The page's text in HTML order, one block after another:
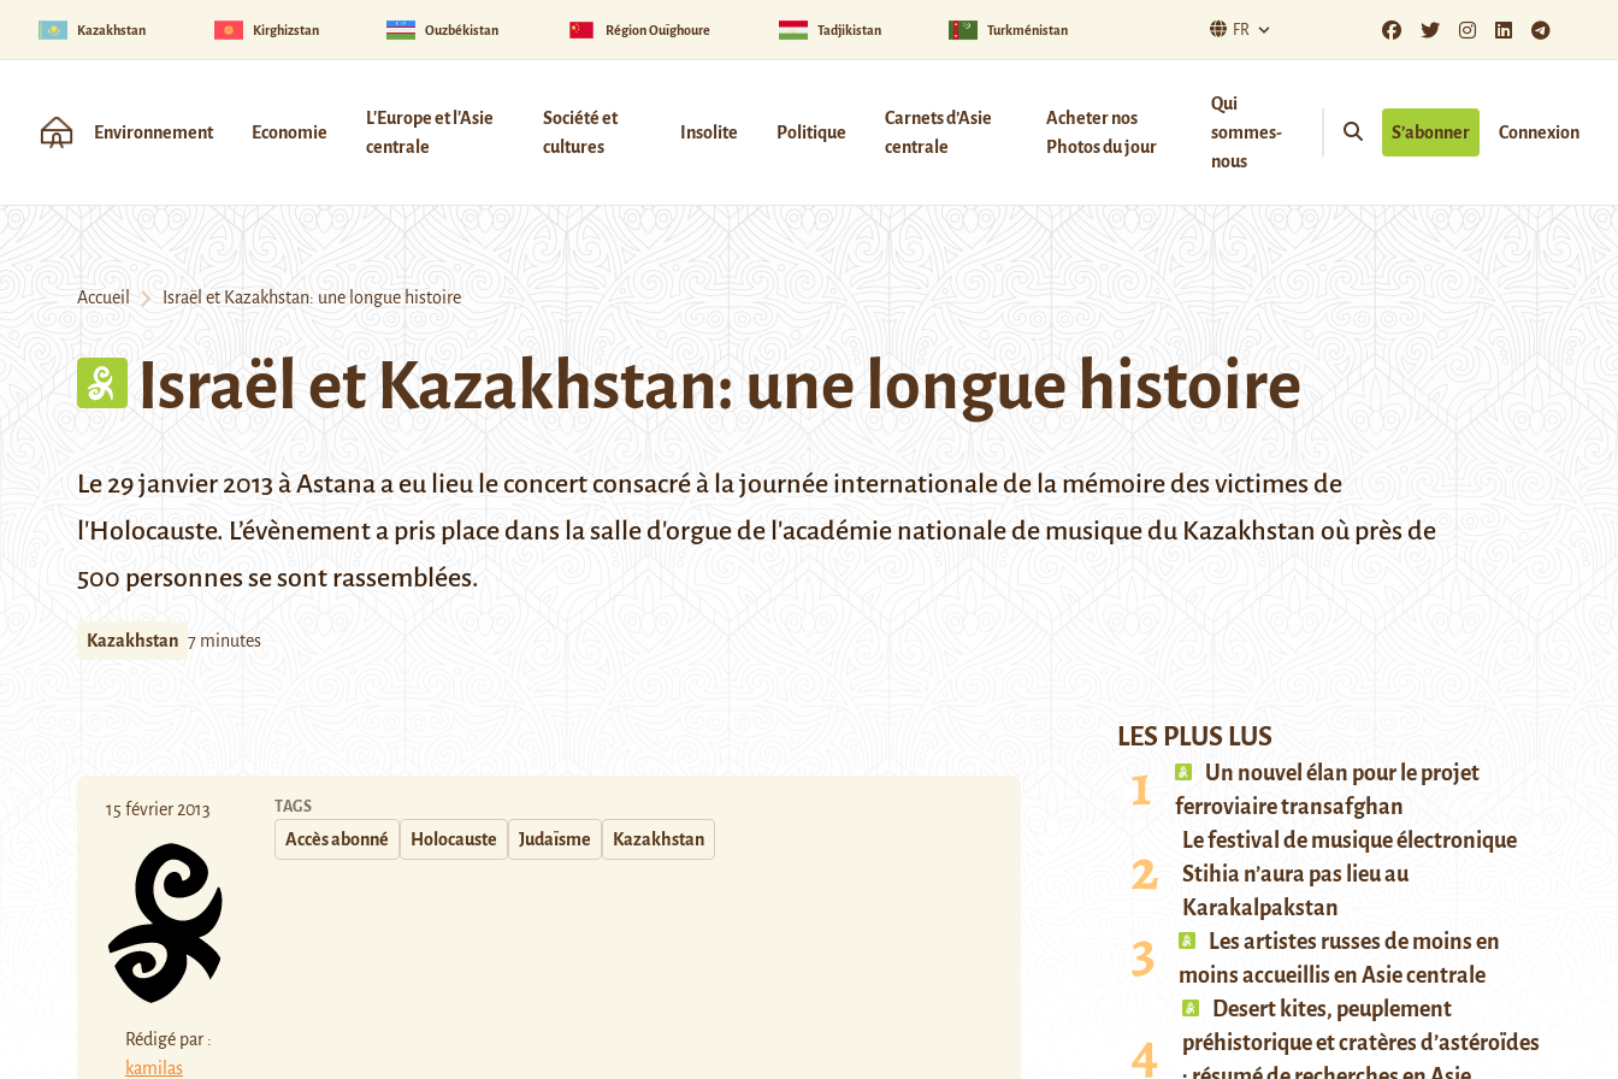
Kazakhstan Kirghizstan Ouzbékistan Région Ouïghoure Tadjikistan Turkménistan FR
Environnement Economie
L'Europe et l'Asie
centrale
Société et
cultures
Insolite Politique
Carnets d’Asie
centrale
Acheter nos
Photos du jour
Qui
sommes-
nous
S’abonner Connexion
Accueil Israël et Kazakhstan: une longue histoire
Israël et Kazakhstan: une longue histoire
Le 29 janvier 2013 à Astana a eu lieu le concert consacré à la journée internationale de la mémoire des victimes de
l'Holocauste. L’évènement a pris place dans la salle d'orgue de l'académie nationale de musique du Kazakhstan où près de
500 personnes se sont rassemblées.
Kazakhstan 7 minutes
15 février 2013
Rédigé par :
kamilas
TAGS
Accès abonné Holocauste Judaïsme Kazakhstan
LES PLUS LUS
Un nouvel élan pour le projet
ferroviaire transafghan
Le festival de musique électronique
Stihia n’aura pas lieu au
Karakalpakstan
Les artistes russes de moins en
moins accueillis en Asie centrale
Desert kites, peuplement
préhistorique et cratères d’astéroïdes